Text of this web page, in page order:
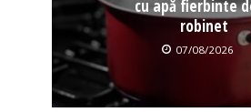
cu apă fierbinte
robinet
07/08/2026